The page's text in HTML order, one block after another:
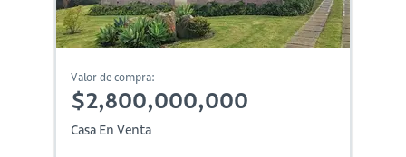
Valor de compra:
$2,800,000,000
Casa En Venta